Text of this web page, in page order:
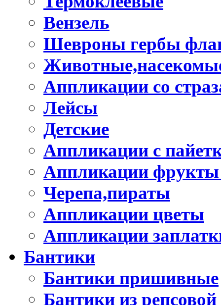
Вензель
Шевроны гербы
Аппликации со
Лейсы
Детские
Аппликации с
Аппликации
Черепа,пираты
Аппликации цветы
Аппликации
Бантики
Бантики пришивные
Бантики из